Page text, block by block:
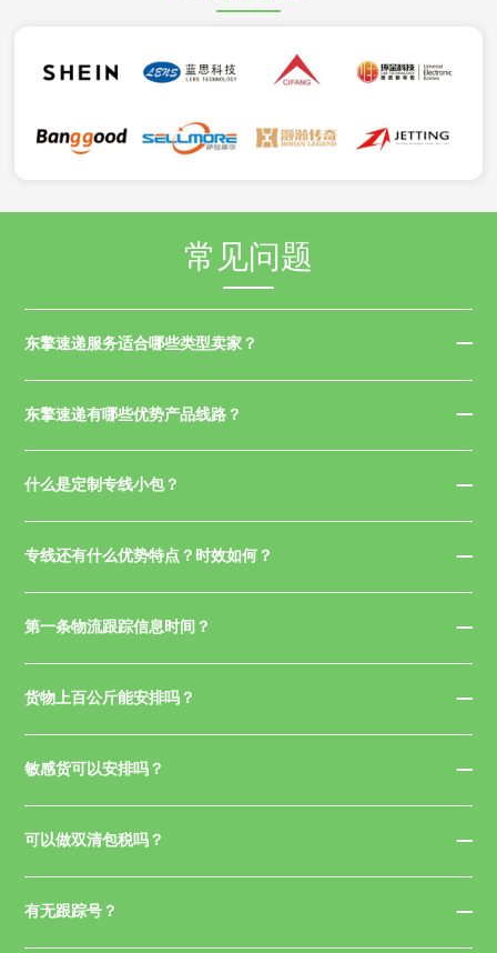
常见问题
东擎速递服务适合哪些类型卖家？
东擎速递有哪些优势产品线路？
什么是定制专线小包？
专线还有什么优势特点？时效如何？
第一条物流跟踪信息时间？
货物上百公斤能安排吗？
敏感货可以安排吗？
可以做双清包税吗？
有无跟踪号？